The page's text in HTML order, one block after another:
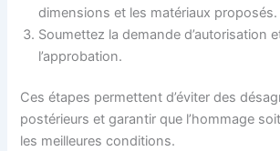
dimensions et les matériaux proposés.
Soumettez la demande d’autorisation
l’approbation.
Ces étapes permettent d’éviter des
postérieurs et garantir que l’hommage
les meilleures conditions.